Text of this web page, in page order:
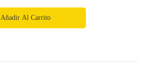
Añadir Al Carrito